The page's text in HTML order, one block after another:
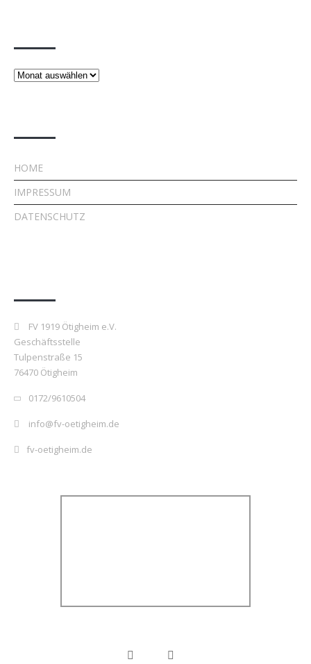
Beiträge
HOME
IMPRESSUM
DATENSCHUTZ
FV 1919 Ötigheim e.V.
Geschäftsstelle
Tulpenstraße 15
76470 Ötigheim
0172/9610504
info@fv-oetigheim.de
fv-oetigheim.de